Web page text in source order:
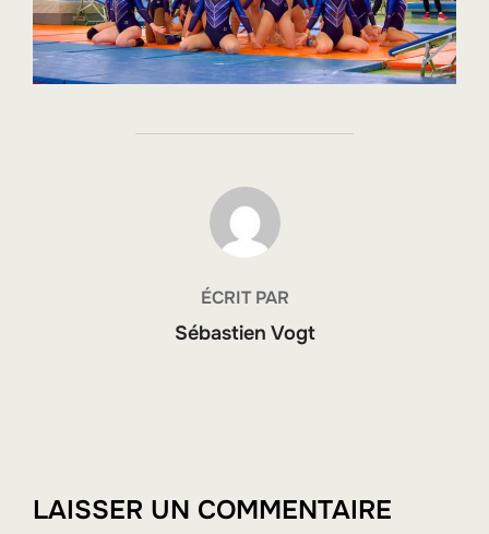
AUTEUR DE LA PUBLICATION
ÉCRIT PAR
Sébastien Vogt
LAISSER UN COMMENTAIRE